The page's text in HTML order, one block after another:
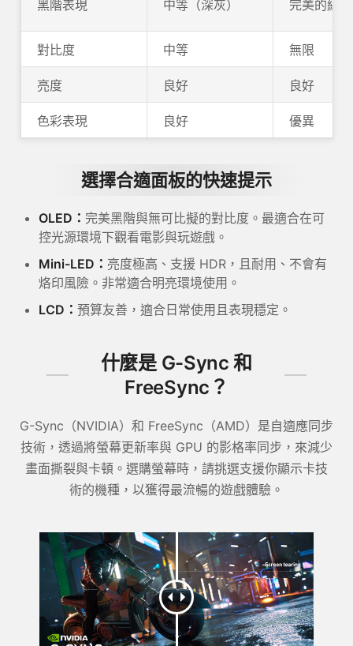
黑階表現 中等（深灰） 完美的純黑
對比度 中等 無限
亮度 良好 良好
色彩表現 良好 優異
選擇合適面板的快速提示
OLED： 完美黑階與無可比擬的對比度。最適合在可
控光源環境下觀看電影與玩遊戲。
Mini-LED： 亮度極高、支援 HDR，且耐用、不會有
烙印風險。非常適合明亮環境使用。​
LCD： 預算友善，適合日常使用且表現穩定。
什麼是 G-Sync 和
FreeSync？
G-Sync（NVIDIA）和 FreeSync（AMD）是自適應同步
技術，透過將螢幕更新率與 GPU 的影格率同步，來減少
畫面撕裂與卡頓。選購螢幕時，請挑選支援你顯示卡技
術的機種，以獲得最流暢的遊戲體驗。